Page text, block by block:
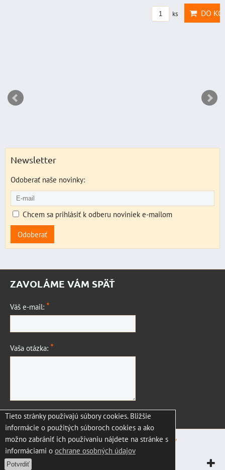
ks DO
Newsletter
Odoberať naše novinky:
Chcem sa prihlásiť k odberu noviniek e-mailom
Odoberať
ZAVOLÁME VÁM SPÄŤ
Váš e-mail: *
Vaša otázka: *
Odoslať
Predvoľby súkromia
Zásady ochrany osobných údajov
Vytvorené pomocou:
Tieto stránky používajú súbory cookies. Bližšie
informácie o použitých súboroch cookies a ako
možno zabrániť ich používaniu nájdete na stránke s
informáciami o ochrane osobných údajov
Potvrdiť